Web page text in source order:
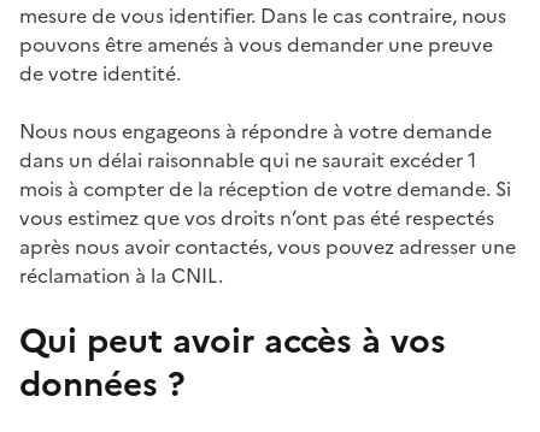
mesure de vous identifier. Dans le cas contraire, nous
pouvons être amenés à vous demander une preuve
de votre identité.
Nous nous engageons à répondre à votre demande
dans un délai raisonnable qui ne saurait excéder 1
mois à compter de la réception de votre demande. Si
vous estimez que vos droits n’ont pas été respectés
après nous avoir contactés, vous pouvez adresser une
réclamation à la CNIL.
Qui peut avoir accès à vos
données ?